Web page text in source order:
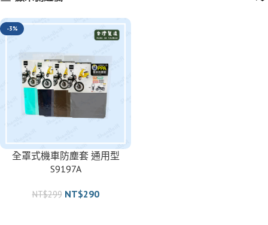
-3%
全罩式機車防塵套 通用型
S9197A
NT$299 NT$290